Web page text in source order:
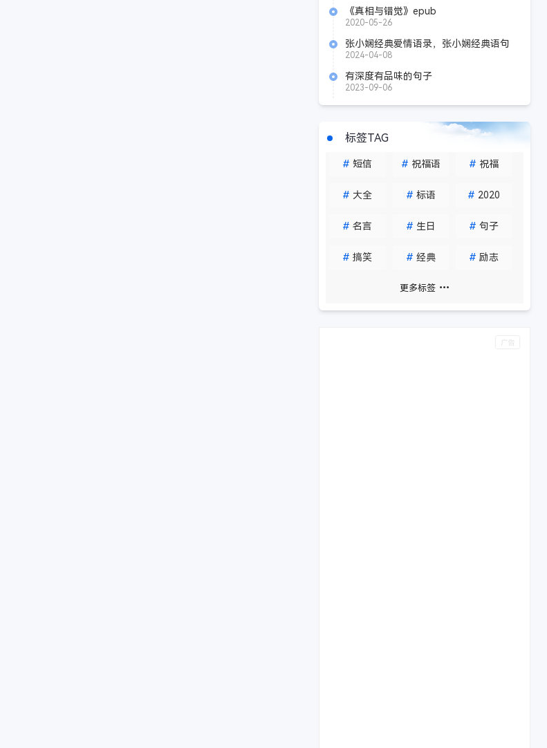
《真相与错觉》epub
2020-05-26
张小娴经典爱情语录，张小娴经典语句
2024-04-08
有深度有品味的句子
2023-09-06
标签TAG
# 短信 # 祝福语 # 祝福
# 大全 # 标语 # 2020
# 名言 # 生日 # 句子
# 搞笑 # 经典 # 励志
更多标签